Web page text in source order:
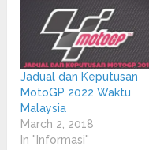
Jadual dan Keputusan
MotoGP 2022 Waktu
Malaysia
March 2, 2018
In "Informasi"